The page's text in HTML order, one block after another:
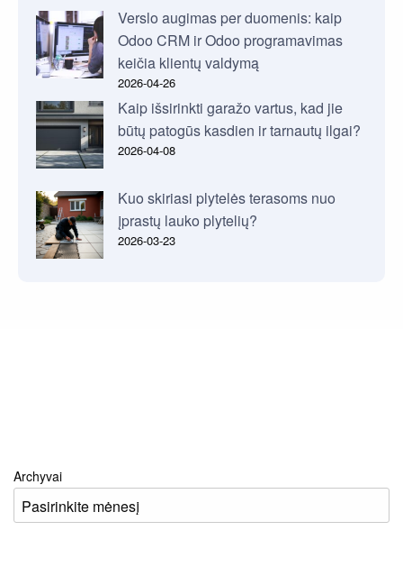
Verslo augimas per duomenis: kaip
Odoo CRM ir Odoo programavimas
keičia klientų valdymą
2026-04-26
Kaip išsirinkti garažo vartus, kad jie
būtų patogūs kasdien ir tarnautų ilgai?
2026-04-08
Kuo skiriasi plytelės terasoms nuo
įprastų lauko plytelių?
2026-03-23
Archyvai